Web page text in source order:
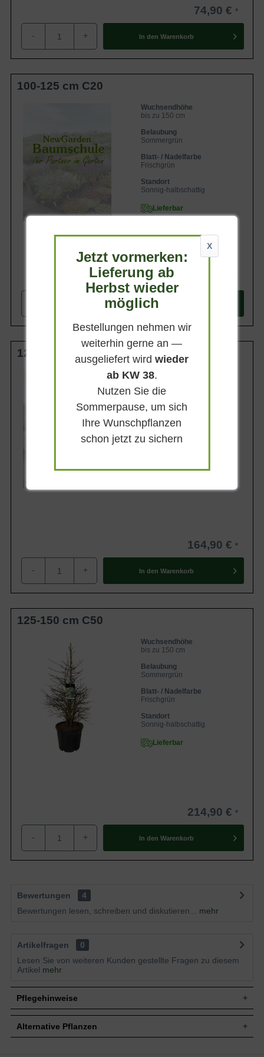
74,90 €
- + In den Warenkorb
100-125 cm C20
Wuchsendhöhe
bis zu 150 cm
Belaubung
Sommergrün
Blatt- / Nadelfarbe
Frischgrün
Standort
Sonnig-halbschattig
Lieferbar
In den
125-150 cm C20
Wuchsendhöhe
Sommergrün
Blatt- / Nadelfarbe
164,90 €
- + In den Warenkorb
125-150 cm C50
Wuchsendhöhe
bis zu 150 cm
Belaubung
Sommergrün
Blatt- / Nadelfarbe
Frischgrün
Standort
Sonnig-halbschattig
Lieferbar
214,90 €
- + In den Warenkorb
Bewertungen
4
Bewertungen lesen, schreiben und diskutieren...
mehr
Artikelfragen
0
Lesen Sie von weiteren Kunden gestellte Fragen zu diesem
Artikel mehr
Pflegehinweise
Pflanz- und Pflegetipps Viburnum plicatum 'Molly
Alternative Pflanzen
X
Jetzt vormerken:
Lieferung ab
Herbst wieder
möglich
Bestellungen nehmen wir
weiterhin gerne an —
ausgeliefert wirdwieder
ab KW 38.
Nutzen Sie die
Sommerpause, um sich
Ihre Wunschpflanzen
schon jetzt zu sichern